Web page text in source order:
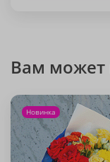
Вам может
Новинка